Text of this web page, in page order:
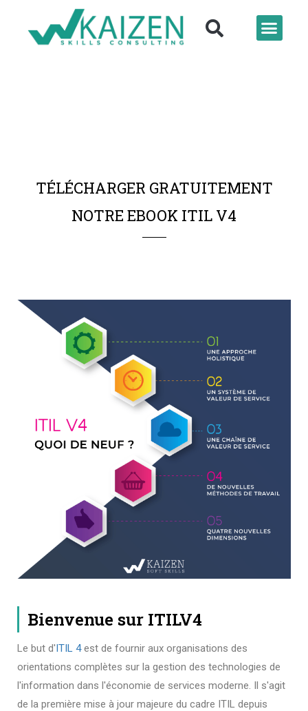
TÉLÉCHARGER GRATUITEMENT
NOTRE EBOOK ITIL V4
Bienvenue sur ITILV4
Le but d'ITIL 4est de fournir aux organisations des
orientations complètes sur la gestion des technologies de
l'information dans l'économie de services moderne. Il s'agit
de la première mise à jour majeure du cadre ITIL depuis